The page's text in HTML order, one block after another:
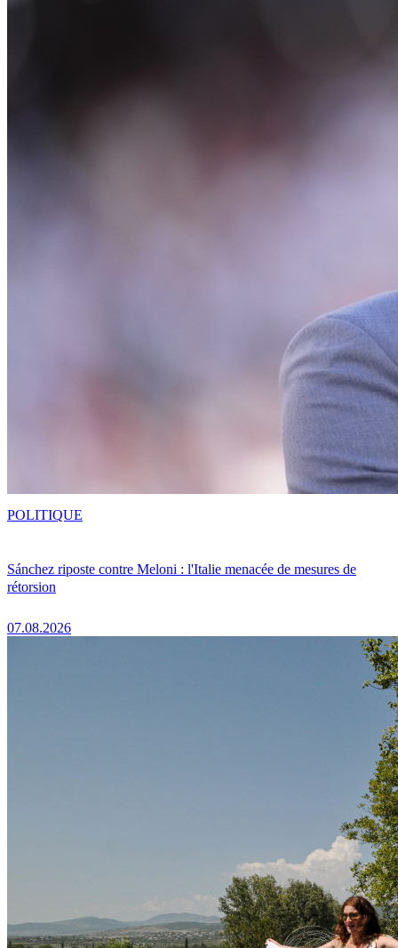
Sánchez riposte contre Meloni : l'Italie menacée de mesures de
rétorsion
07.08.2026
POLITIQUE